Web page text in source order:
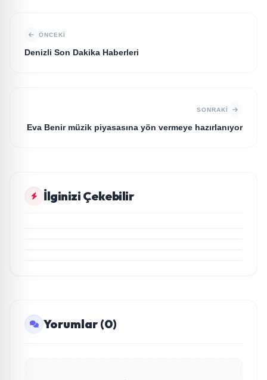
ÖNCEKI
Denizli Son Dakika Haberleri
SONRAKI
Eva Benir müzik piyasasına yön vermeye hazırlanıyor
İlginizi Çekebilir
SAĞLIK
Yorumlar (0)